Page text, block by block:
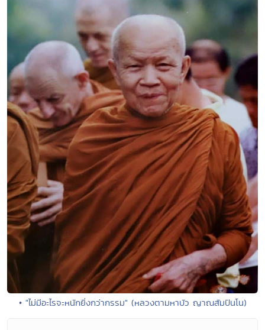
• "ไม่มีอะไรจะหนักยิ่งกว่ากรรม" (หลวงตามหาบัว ญาณสัมปันโน)